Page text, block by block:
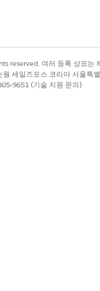
reserved. 여러 등록 상표는
세일즈포스 코리아 서울
9651 (기술 지원 문의)